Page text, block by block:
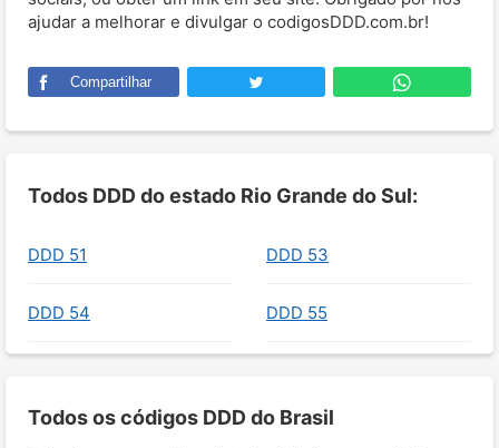
ajudar a melhorar e divulgar o codigosDDD.com.br!
Compartilhar
Todos DDD do estado Rio Grande do Sul:
DDD 51 DDD 53
DDD 54 DDD 55
Todos os códigos DDD do Brasil